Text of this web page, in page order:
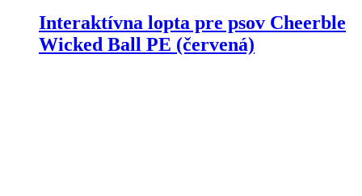
Interaktívna lopta pre psov Cheerble
Wicked Ball PE (červená)